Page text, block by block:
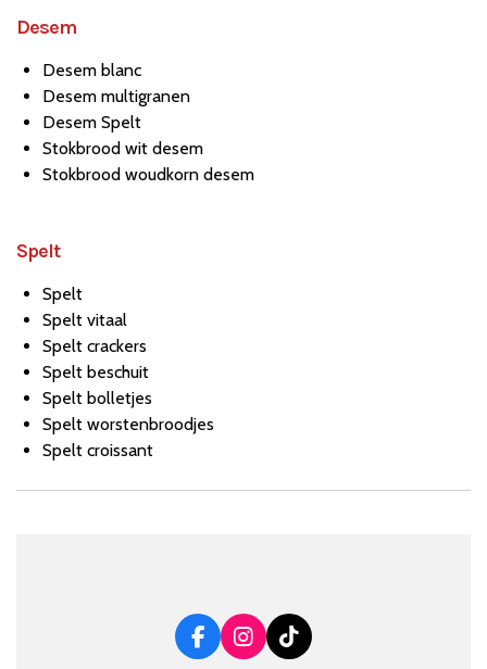
Desem
Desem blanc
Desem multigranen
Desem Spelt
Stokbrood wit desem
Stokbrood woudkorn desem
Spelt
Spelt
Spelt vitaal
Spelt crackers
Spelt beschuit
Spelt bolletjes
Spelt worstenbroodjes
Spelt croissant
F
I
T